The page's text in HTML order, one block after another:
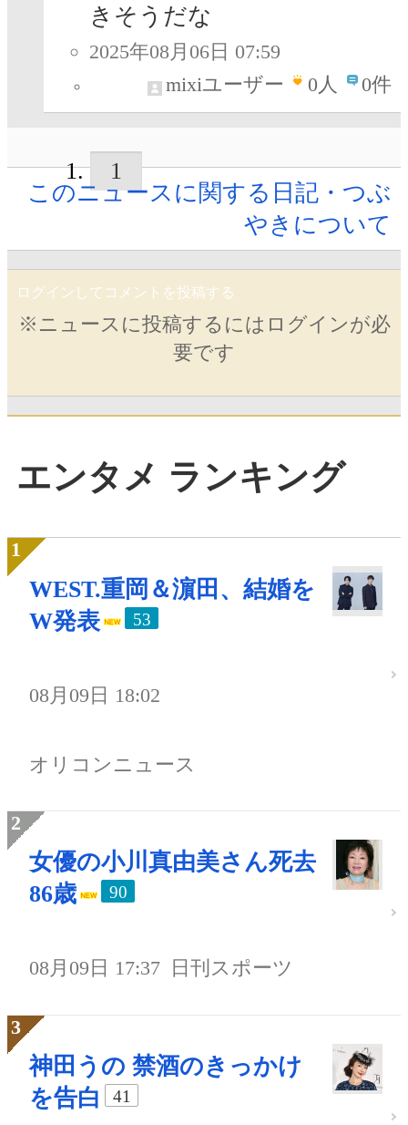
きそうだな
2025年08月06日 07:59
mixiユーザー
0人 0件
1
このニュースに関する日記・つぶ
やきについて
ログインしてコメントを投稿する
※ニュースに投稿するにはログインが必
要です
エンタメ ランキング
WEST.重岡＆濵田、結婚を
W発表
53
08月09日 18:02
オリコンニュース
女優の小川真由美さん死去
86歳
90
08月09日 17:37 日刊スポーツ
神田うの 禁酒のきっかけ
を告白
41